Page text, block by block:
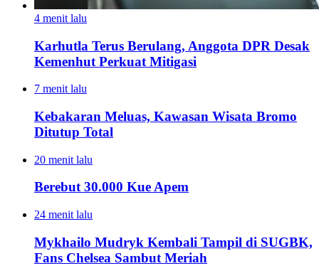
4 menit lalu
Karhutla Terus Berulang, Anggota DPR Desak
Kemenhut Perkuat Mitigasi
7 menit lalu
Kebakaran Meluas, Kawasan Wisata Bromo
Ditutup Total
20 menit lalu
Berebut 30.000 Kue Apem
24 menit lalu
Mykhailo Mudryk Kembali Tampil di SUGBK,
Fans Chelsea Sambut Meriah